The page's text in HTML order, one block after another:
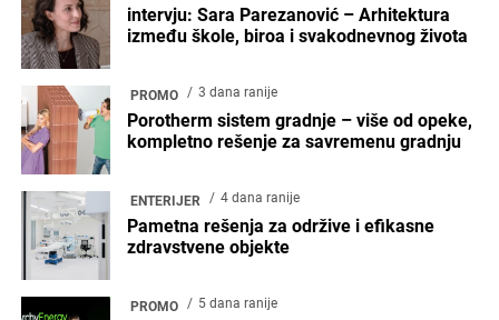
intervju: Sara Parezanović – Arhitektura
između škole, biroa i svakodnevnog života
PROMO 3 dana ranije
Porotherm sistem gradnje – više od opeke,
kompletno rešenje za savremenu gradnju
ENTERIJER 4 dana ranije
Pametna rešenja za održive i efikasne
zdravstvene objekte
PROMO 5 dana ranije